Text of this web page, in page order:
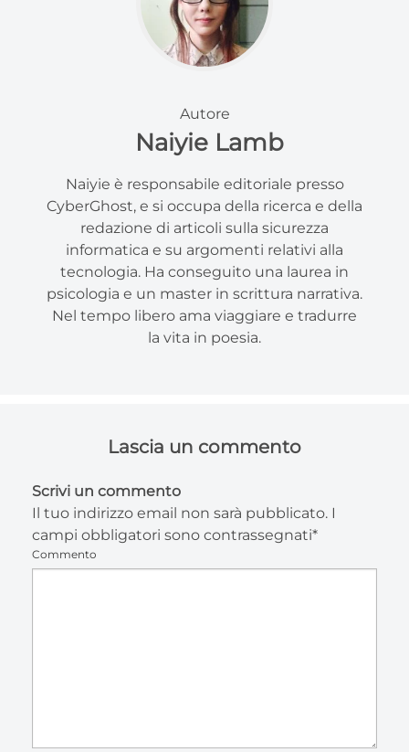
Autore
Naiyie Lamb
Naiyie è responsabile editoriale presso
CyberGhost, e si occupa della ricerca e della
redazione di articoli sulla sicurezza
informatica e su argomenti relativi alla
tecnologia. Ha conseguito una laurea in
psicologia e un master in scrittura narrativa.
Nel tempo libero ama viaggiare e tradurre
la vita in poesia.
Lascia un commento
Scrivi un commento
Il tuo indirizzo email non sarà pubblicato. I
campi obbligatori sono contrassegnati*
Commento